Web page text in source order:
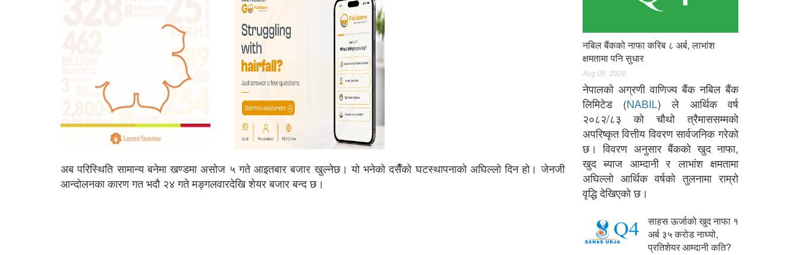
अब परिस्थिति सामान्य बनेमा खण्डमा असोज ५ गते आइतबार बजार खुल्नेछ। यो भनेको दसैँको घटस्थापनाको अघिल्लो दिन हो। जेनजी
आन्दोलनका कारण गत भदौ २४ गते मङ्गलवारदेखि शेयर बजार बन्द छ।
नबिल बैंकको नाफा करिब ८ अर्ब, लाभांश
क्षमतामा पनि सुधार
Aug 05, 2026
नेपालको अग्रणी वाणिज्य बैंक नबिल बैंक
लिमिटेड (NABIL) ले आर्थिक वर्ष
२०८२/८३ को चौथो त्रैमाससम्मको
अपरिष्कृत वित्तीय विवरण सार्वजनिक गरेको
छ। विवरण अनुसार बैंकको खुद नाफा,
खुद ब्याज आम्दानी र लाभांश क्षमतामा
अघिल्लो आर्थिक वर्षको तुलनामा राम्रो
वृद्धि देखिएको छ।
साहस ऊर्जाको खुद नाफा १
अर्ब ३५ करोड नाघ्यो,
प्रतिशेयर आम्दानी कति?